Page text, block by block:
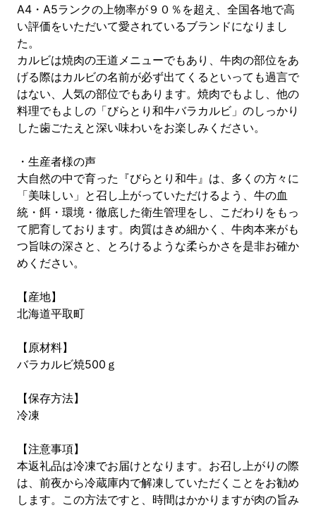
A4・A5ランクの上物率が９０％を超え、全国各地で高
い評価をいただいて愛されているブランドになりまし
た。
カルビは焼肉の王道メニューでもあり、牛肉の部位をあ
げる際はカルビの名前が必ず出てくるといっても過言で
はない、人気の部位でもあります。焼肉でもよし、他の
料理でもよしの「びらとり和牛バラカルビ」のしっかり
した歯ごたえと深い味わいをお楽しみください。
・生産者様の声
大自然の中で育った『びらとり和牛』は、多くの方々に
「美味しい」と召し上がっていただけるよう、牛の血
統・餌・環境・徹底した衛生管理をし、こだわりをもっ
て肥育しております。肉質はきめ細かく、牛肉本来がも
つ旨味の深さと、とろけるような柔らかさを是非お確か
めください。
【産地】
北海道平取町
【原材料】
バラカルビ焼500ｇ
【保存方法】
冷凍
【注意事項】
本返礼品は冷凍でお届けとなります。お召し上がりの際
は、前夜から冷蔵庫内で解凍していただくことをお勧め
します。この方法ですと、時間はかかりますが肉の旨み